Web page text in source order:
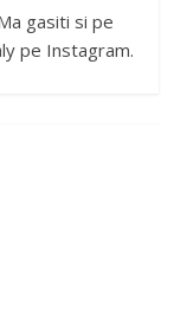
gasiti si pe
pe Instagram.